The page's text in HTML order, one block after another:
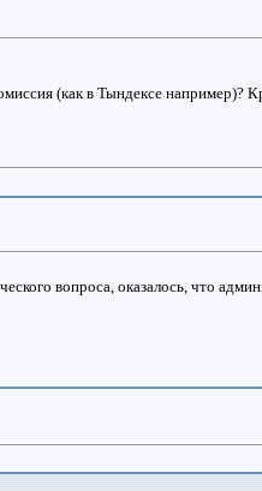
(как в Тындексе например)?
вопроса, оказалось, что